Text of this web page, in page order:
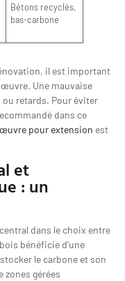
Bétons recyclés,
bas-carbone
il est important
Une mauvaise
retards. Pour éviter
dans ce
pour extension est
et
: un
dans le choix entre
bénéficie d’une
le carbone et son
zones gérées